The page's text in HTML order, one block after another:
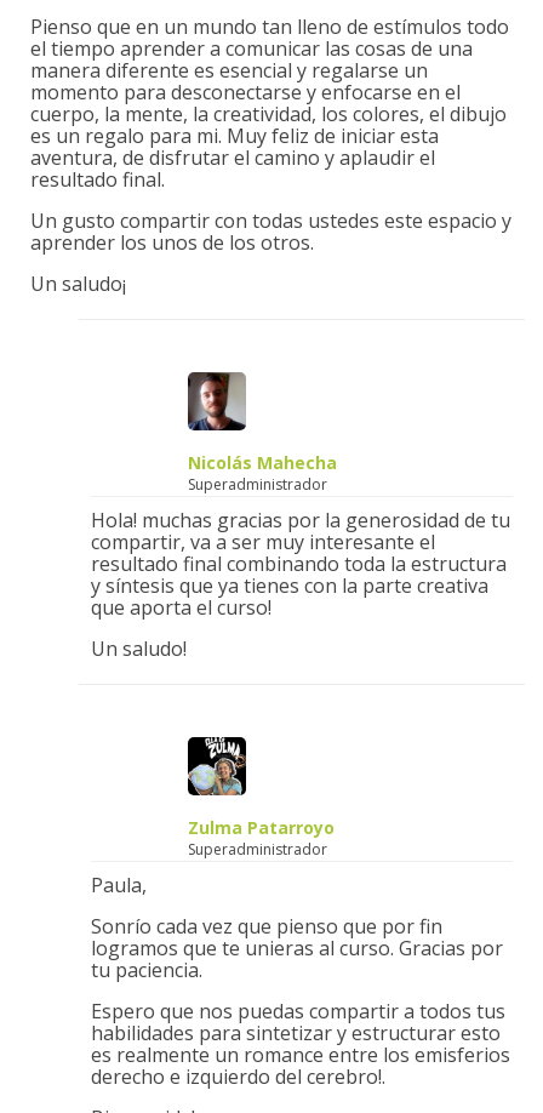
Pienso que en un mundo tan lleno de estímulos todo
el tiempo aprender a comunicar las cosas de una
manera diferente es esencial y regalarse un
momento para desconectarse y enfocarse en el
cuerpo, la mente, la creatividad, los colores, el dibujo
es un regalo para mi. Muy feliz de iniciar esta
aventura, de disfrutar el camino y aplaudir el
resultado final.
Un gusto compartir con todas ustedes este espacio y
aprender los unos de los otros.
Un saludo¡
Nicolás Mahecha
Superadministrador
Hola! muchas gracias por la generosidad de tu
compartir, va a ser muy interesante el
resultado final combinando toda la estructura
y síntesis que ya tienes con la parte creativa
que aporta el curso!
Un saludo!
Zulma Patarroyo
Superadministrador
Paula,
Sonrío cada vez que pienso que por fin
logramos que te unieras al curso. Gracias por
tu paciencia.
Espero que nos puedas compartir a todos tus
habilidades para sintetizar y estructurar esto
es realmente un romance entre los emisferios
derecho e izquierdo del cerebro!.